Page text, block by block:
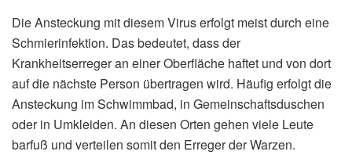
Die Ansteckung mit diesem Virus erfolgt meist durch eine
Schmierinfektion. Das bedeutet, dass der
Krankheitserreger an einer Oberfläche haftet und von dort
auf die nächste Person übertragen wird. Häufig erfolgt die
Ansteckung im Schwimmbad, in Gemeinschaftsduschen
oder in Umkleiden. An diesen Orten gehen viele Leute
barfuß und verteilen somit den Erreger der Warzen.